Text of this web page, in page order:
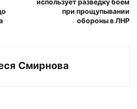
использует разведку боем
при прощупывании
обороны в ЛНР
Смирнова